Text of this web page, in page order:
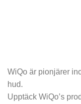
WiQo är pionjärer
hud.
Upptäck WiQo’s